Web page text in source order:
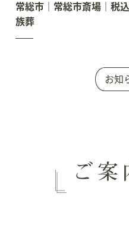
常総市｜常総市斎場｜税
族葬
お知